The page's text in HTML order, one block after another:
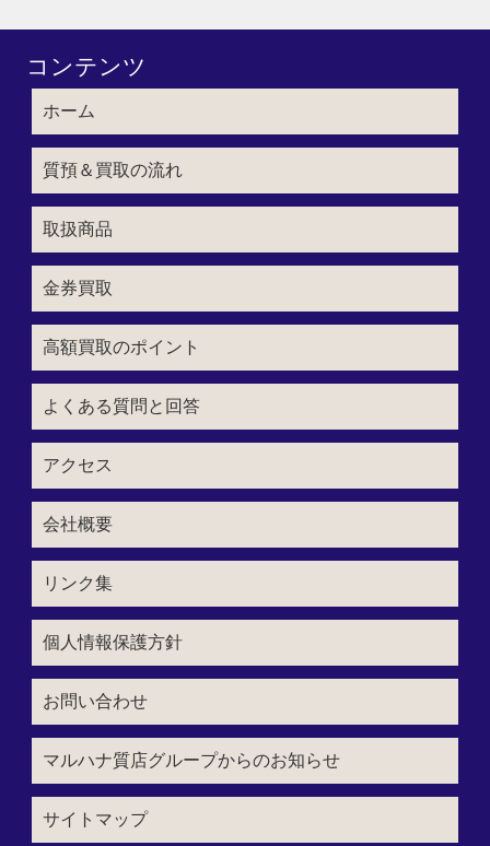
コンテンツ
ホーム
質預＆買取の流れ
取扱商品
金券買取
高額買取のポイント
よくある質問と回答
アクセス
会社概要
リンク集
個人情報保護方針
お問い合わせ
マルハナ質店グループからのお知らせ
サイトマップ